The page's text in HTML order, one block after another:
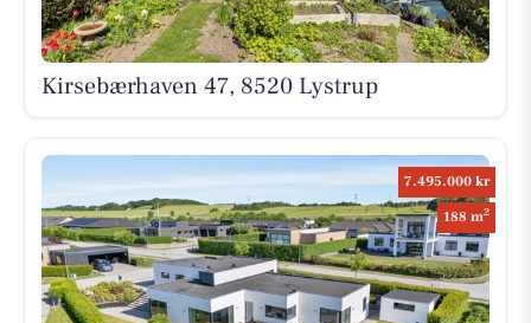
Kirsebærhaven 47, 8520 Lystrup
7.495.000 kr
188 m2